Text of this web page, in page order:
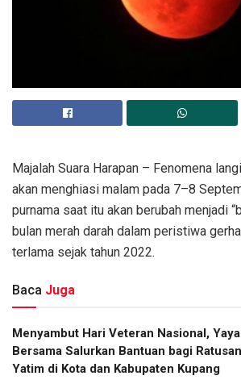
Majalah Suara Harapan – Fenomena
akan menghiasi malam pada 7–8
purnama saat itu akan berubah menjadi
bulan merah darah dalam peristiwa
terlama sejak tahun 2022.
Baca Juga
​Menyambut Hari Veteran Nasional,
Bersama Salurkan Bantuan bagi
Yatim di Kota dan Kabupaten Kupang